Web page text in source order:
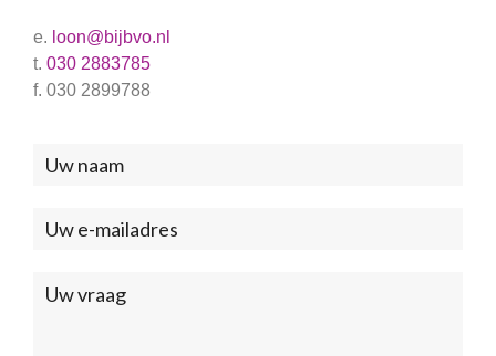
e. loon@bijbvo.nl
t. 030 2883785
f. 030 2899788
Neem
met
ons